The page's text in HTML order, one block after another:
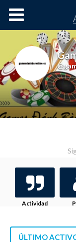
Cursos
Actividad
ÚLTIMO